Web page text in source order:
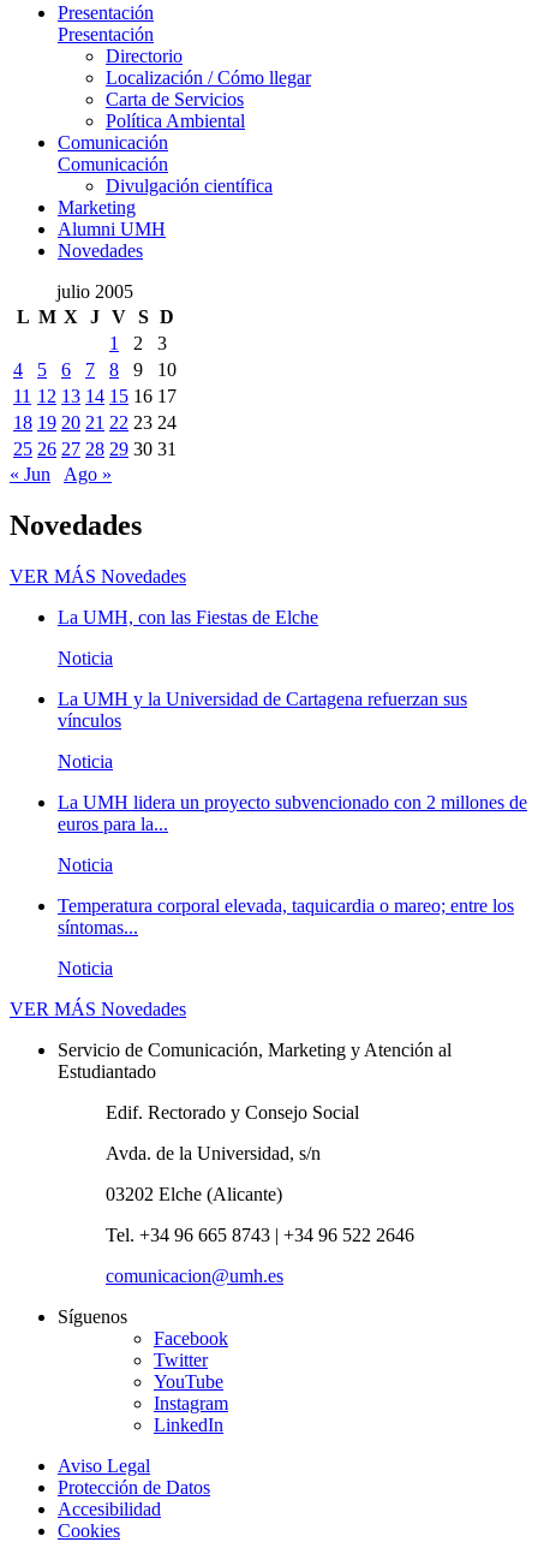
Presentación
Presentación
Directorio
Localización / Cómo llegar
Carta de Servicios
Política Ambiental
Comunicación
Comunicación
Divulgación científica
Marketing
Alumni UMH
Novedades
julio 2005
L M X J V S D
1
2
3
4
5 6 7 8 9
10
11 12 13 14 15 16 17
18 19 20 21 22 23 24
25 26 27 28 29 30 31
« Jun
Ago »
Novedades
VER MÁS Novedades
La UMH, con las Fiestas de Elche
Noticia
La UMH y la Universidad de Cartagena refuerzan sus
vínculos
Noticia
La UMH lidera un proyecto subvencionado con 2 millones de
euros para la...
Noticia
Temperatura corporal elevada, taquicardia o mareo; entre los
síntomas...
Noticia
VER MÁS Novedades
Servicio de Comunicación, Marketing y Atención al
Estudiantado
Edif. Rectorado y Consejo Social
Avda. de la Universidad, s/n
03202 Elche (Alicante)
Tel. +34 96 665 8743 | +34 96 522 2646
comunicacion@umh.es
Síguenos
Facebook
Twitter
YouTube
Instagram
LinkedIn
Aviso Legal
Protección de Datos
Accesibilidad
Cookies